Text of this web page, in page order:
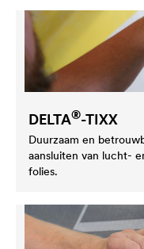
DELTA®-TIXX
Duurzaam en
aansluiten van lucht-
folies.